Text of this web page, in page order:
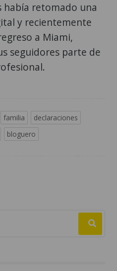
había retomado una
y recientemente
a Miami,
seguidores parte de
familia
declaraciones
bloguero